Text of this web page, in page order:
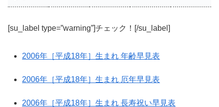
[su_label type=”warning”]チェック！[/su_label]
2006年［平成18年］生まれ 年齢早見表
2006年［平成18年］生まれ 厄年早見表
2006年［平成18年］生まれ 長寿祝い早見表